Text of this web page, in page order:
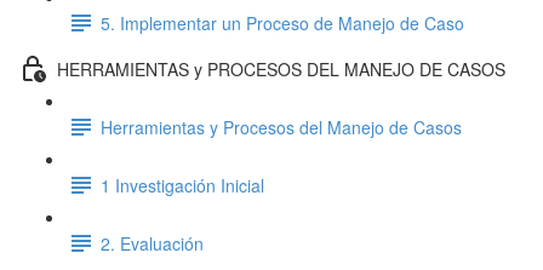
5. Implementar un Proceso de Manejo de Caso
HERRAMIENTAS y PROCESOS DEL MANEJO DE CASOS
Herramientas y Procesos del Manejo de Casos
1 Investigación Inicial
2. Evaluación